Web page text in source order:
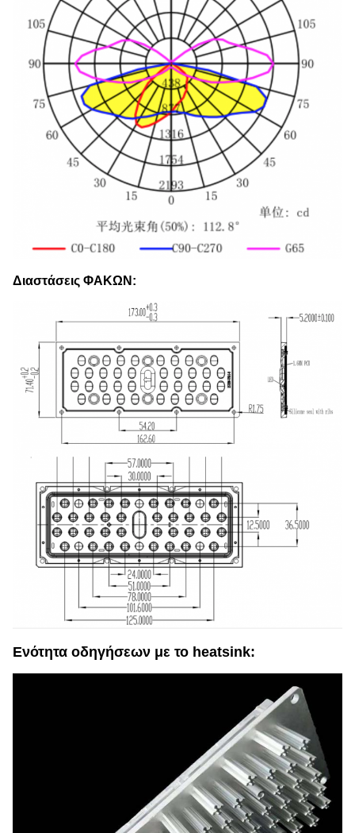
Διαστάσεις ΦΑΚΩΝ:
Ενότητα οδηγήσεων με το heatsink: